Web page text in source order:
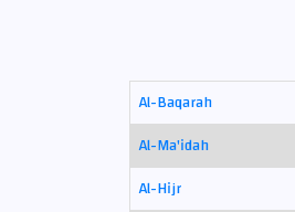
Al-Baqarah
Al-Ma'idah
Al-Hijr